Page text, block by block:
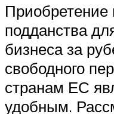
Приобретение
подданства
бизнеса за
свободного
странам ЕС
удобным.